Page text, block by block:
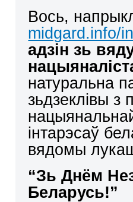
Вось,
midgard.info/
адзін зь
натуральна
зьдзеклівы з
інтарэсаў
вядомы
“Зь Днём
Беларусь!”